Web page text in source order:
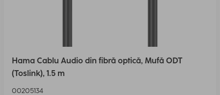
Hama Cablu Audio din fibră optică, Mufă ODT
(Toslink), 1.5 m
00205134